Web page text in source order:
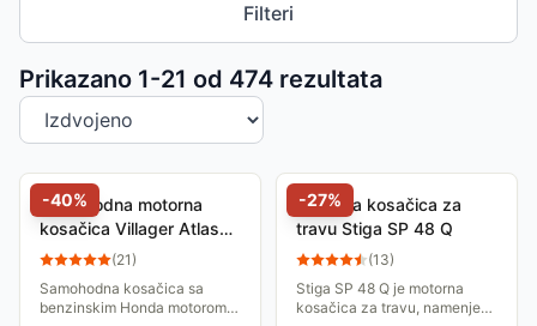
Filteri
Prikazano 1-21 od 474 rezultata
Sortiranje proizvoda
-40%
Samohodna motorna
kosačica Villager Atlas
5111H
(21)
Samohodna kosačica sa
benzinskim Honda motorom
-27%
Motorna kosačica za
travu Stiga SP 48 Q
(13)
Stiga SP 48 Q je motorna
kosačica za travu, namenjena